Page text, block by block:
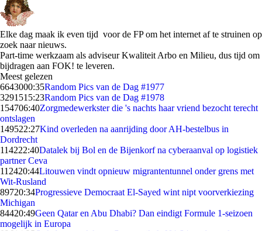
Elke dag maak ik even tijd voor de FP om het internet af te struinen op
zoek naar nieuws.
Part-time werkzaam als adviseur Kwaliteit Arbo en Milieu, dus tijd om
bijdragen aan FOK! te leveren.
Meest gelezen
6643000:35Random Pics van de Dag #1977
3291515:23Random Pics van de Dag #1978
154706:40Zorgmedewerkster die 's nachts haar vriend bezocht terecht
ontslagen
149522:27Kind overleden na aanrijding door AH-bestelbus in
Dordrecht
114222:40Datalek bij Bol en de Bijenkorf na cyberaanval op logistiek
partner Ceva
112420:44Litouwen vindt opnieuw migrantentunnel onder grens met
Wit-Rusland
89720:34Progressieve Democraat El-Sayed wint nipt voorverkiezing
Michigan
84420:49Geen Qatar en Abu Dhabi? Dan eindigt Formule 1-seizoen
mogelijk in Europa